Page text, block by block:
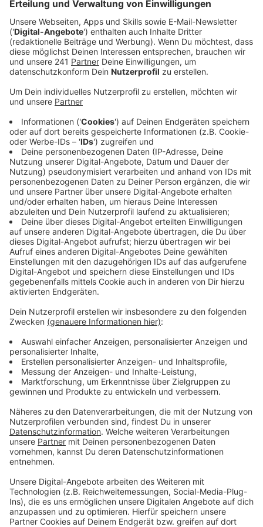
Veröffentlicht: Dienstag, 17.03.2020 15:50
Anzeige
diesen Bereichen priorisiert Anliegen erledigt werden
Bürgerinnen und Bürgern andernfalls Nachteile
entstehen würden. Um in dieser Hinsicht eine bessere
Beurteilung vornehmen zu können, werden derzeit
Termine für diese Bereiche nur noch telefonisch
vergeben, da im Gespräch besser abgeklärt werden
kann, wie dringend das Anliegen ist. Bürgerinnen und
Bürger, die bereits einen Termin gemacht haben,
werden derzeit angerufen, um die Dringlichkeit zu
besprechen und ggfs. mit ihnen - je nach Anliegen -
einen neuen, späteren Termin zu vereinbaren.
- Meldewesen (Telefon 406 3323)
- Standesamt (Telefon 406 3376)
- Ausländerbehörde (Telefon 406 3344)
Für die Bereiche:
- Kfz.-Zulassungsstelle (Telefon 406 3697)
- Führerscheinstelle (Telefon 406 3694)
können die Termine weiterhin online unter
www.leverkusen.debzw. im Ausnahmefall auch
telefonisch vereinbart werden, weil hier noch